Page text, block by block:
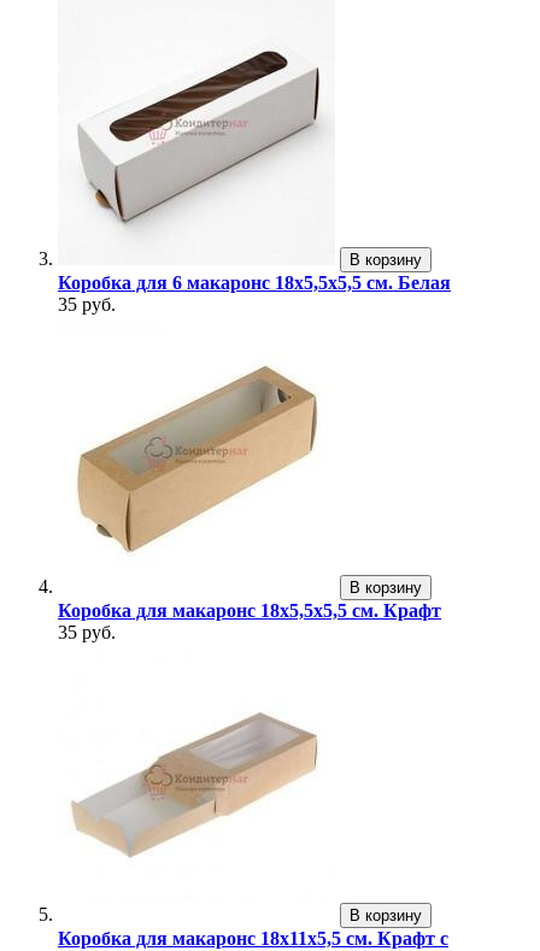
В корзину
Коробка для 6 макаронс 18х5,5х5,5 см. Белая
35 руб.
В корзину
Коробка для макаронс 18х5,5х5,5 см. Крафт
35 руб.
В корзину
Коробка для макаронс 18х11х5,5 см. Крафт с